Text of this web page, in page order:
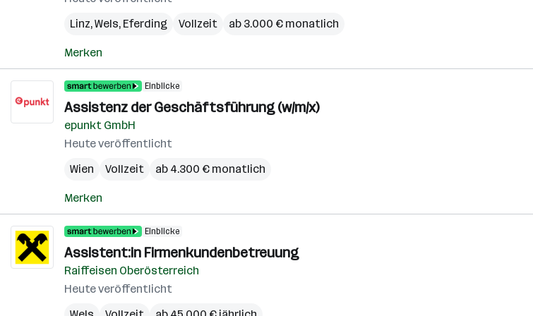
Linz,Wels, Eferding Vollzeit ab 3.000 € monatlich
Merken
Einblicke
Assistenz der Geschäftsführung (w/m/x)
epunkt GmbH
Heute veröffentlicht
Wien
Vollzeit ab 4.300 € monatlich
Merken
Einblicke
Assistent:in Firmenkundenbetreuung
Raiffeisen Oberösterreich
Heute veröffentlicht